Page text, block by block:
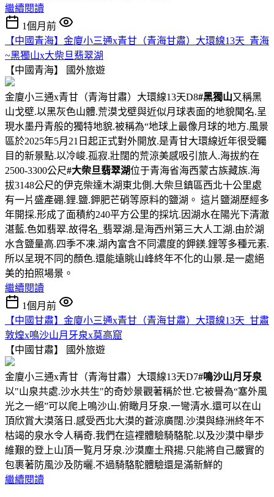
繼續閱讀
1個月前
【中國青海】金廈小三通x青甘（青海甘肅）大環線13天_青海
~黑獨山x大柴旦翡翠湖
【中國青海】
國外旅遊
金廈小三通x青甘（青海甘肅）大環線13天D8#黑獨山又稱黑
山戈壁.以黑灰色山體.荒漠戈壁與近似月球表面的地貌聞名.呈
現水墨丹青般的獨特地貌.被稱為“地球上最像月球的地方.風景
區於2025年5月21日起正式對外開放.是青甘大環線近年很受矚
目的新景點.以冷峻.孤寂.壯闊的荒涼美感吸引旅人.海拔約在
2500-3300公尺#大柴旦翡翠湖位于青海省海西蒙古族藏族.海
拔3148公尺的伊克柴達木湖東北側.大柴旦鎮區西北十公里處
有一片盛產硼.鋰.鹽.鉀肥芒硝等原料的鹽湖。 這片鹽湖歷經多
年開採.形成了面積約240平方公里的採坑.因湖水在陽光下清澈
湛藍.色如翡翠.故得名_翡翠湖.是海西州第三大人工湖.由於湖
水含鹽量高.四季不凍.湖內富含不同濃度的鉀鎂.鋰等多種元素.
所以呈現不同的顏色.還能遠眺山峰終年不化的山景.是一處絕
美的拍照場景。
繼續閱讀
1個月前
【中國甘肅】金廈小三通x青甘（青海甘肅）大環線13天_甘肅
敦煌x鳴沙山月牙泉x莫高窟
【中國甘肅】
國外旅遊
金廈小三通x青甘（青海甘肅）大環線13天D7#鳴沙山月牙泉
以"山泉共處.沙水共生"的奇妙景觀著稱於世.它被譽為“塞外風
光之一絕”可以爬上鳴沙山.俯瞰月牙泉.一彎清水.還可以在山
頂欣賞大漠落日.感受西北大漠的蒼涼廣闊.沙漠與綠洲終年不
枯竭的泉水令人稱奇.我們在這裡體驗騎駱駝.以及沙漠中舉步
維艱的登上山頂一覧月牙泉.沙漠塵土飛揚.只能將自己嚴實的
包裹著防風沙及防曬.不過騎駱駝體驗還是滿新鮮的
繼續閱讀